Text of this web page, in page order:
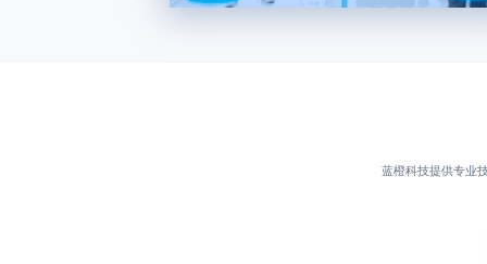
蓝橙科技提供专业